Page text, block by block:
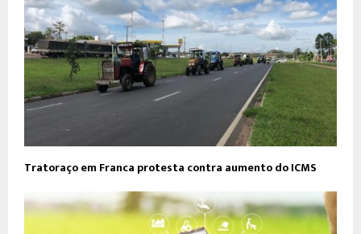
Tratoraço em Franca protesta contra aumento do ICMS